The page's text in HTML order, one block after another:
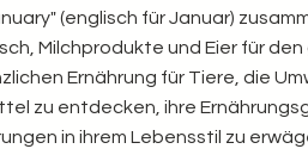
(englisch für Januar)
Milchprodukte und Eier für
Ernährung für Tiere, die
zu entdecken, ihre
in ihrem Lebensstil zu